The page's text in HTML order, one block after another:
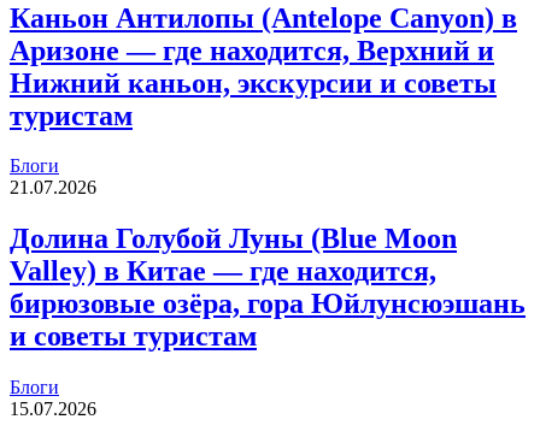
Каньон Антилопы (Antelope Canyon) в
Аризоне — где находится, Верхний и
Нижний каньон, экскурсии и советы
туристам
Блоги
21.07.2026
Долина Голубой Луны (Blue Moon
Valley) в Китае — где находится,
бирюзовые озёра, гора Юйлунсюэшань
и советы туристам
Блоги
15.07.2026